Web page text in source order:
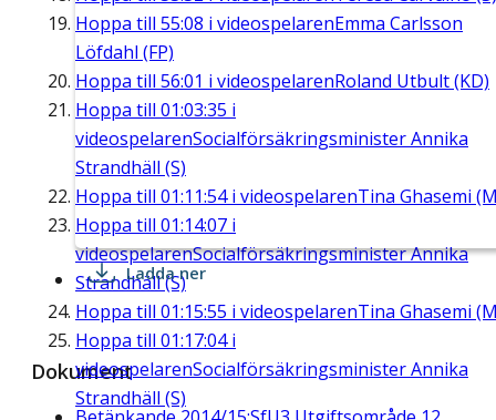
Hoppa till 55:08 i videospelarenEmma Carlsson
Löfdahl (FP)
Hoppa till 56:01 i videospelarenRoland Utbult (KD)
Hoppa till 01:03:35 i
videospelarenSocialförsäkringsminister Annika
Strandhäll (S)
Hoppa till 01:11:54i videospelarenTina Ghasemi
Hoppa till 01:14:07 i
videospelarenSocialförsäkringsminister Annika
Strandhäll (S)
Hoppa till 01:15:55 i videospelarenTina Ghasemi
Hoppa till 01:17:04i
videospelarenSocialförsäkringsminister Annika
Strandhäll (S)
Ladda ner
Dokument